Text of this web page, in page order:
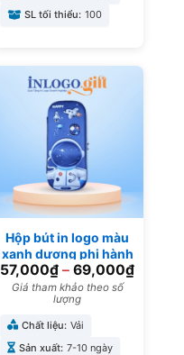
SL tối thiểu: 100
Hộp bút in logo màu
xanh dương phi hành
gia HB-04
57,000₫ – 69,000₫
Giá tham khảo theo số
lượng
Chất liệu: Vải
Sản xuất: 7-10 ngày